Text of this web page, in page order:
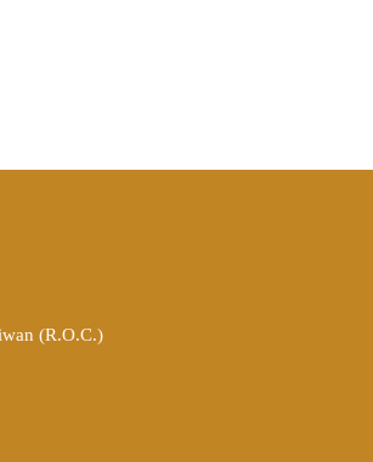
(R.O.C.)